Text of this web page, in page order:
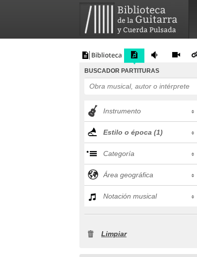
BUSCADOR PARTITURAS
Instrumento
Estilo o época (1)
Categoría
Área geográfica
Notación musical
Limpiar